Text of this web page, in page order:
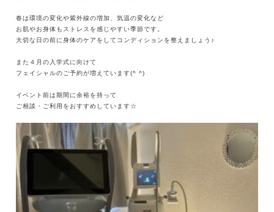
春は環境の変化や紫外線の増加、気温の変化など
お肌やお身体もストレスを感じやすい季節です。
大切な日の前に身体のケアをしてコンディションを整えましょう♪
また４月の入学式に向けて
フェイシャルのご予約が増えています(^ ^)
イベント前は期間に余裕を持って
ご相談・ご利用をおすすめしています☆